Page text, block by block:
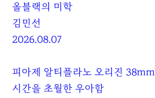
올블랙의 미학
김민선
2026.08.07
피아제 알티플라노 오리진 38mm
시간을 초월한 우아함